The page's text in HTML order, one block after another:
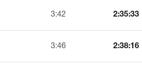
3:42 2:35:33
3:46 2:38:16